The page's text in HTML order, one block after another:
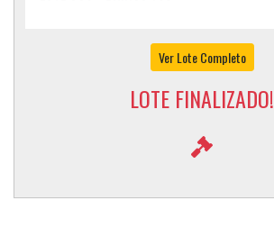
Ver Lote Completo
LOTE FINALIZADO!